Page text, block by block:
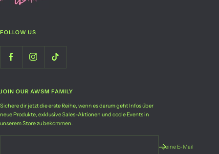
FOLLOW US
JOIN OUR AWSM FAMILY
Sichere dir jetzt die erste Reihe, wenn es darum geht Infos über
neue Produkte, exklusive Sales-Aktionen und coole Events in
unserem Store zu bekommen.
Deine E-Mail